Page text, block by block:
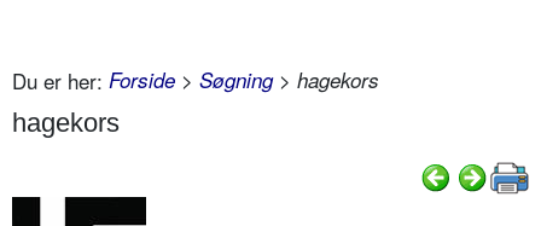
Du er her: Forside > Søgning> hagekors
hagekors